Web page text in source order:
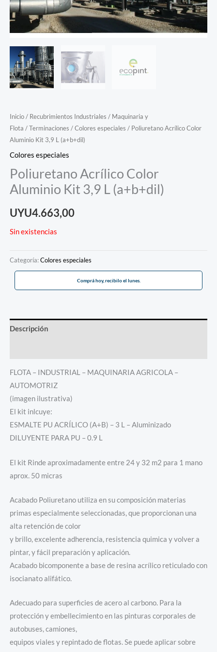
Inicio/ Recubrimientos Industriales / Maquinaria y
Flota /Terminaciones /Colores especiales / Poliuretano Acrílico Color
Aluminio Kit 3,9 L (a+b+dil)
Colores especiales
Poliuretano Acrílico Color
Aluminio Kit 3,9 L (a+b+dil)
UYU4.663,00
Sin existencias
Categoría:Colores especiales
Comprá hoy, recibilo el lunes.
Descripción
FLOTA – INDUSTRIAL – MAQUINARIA AGRICOLA –
AUTOMOTRIZ
(imagen ilustrativa)
El kit inlcuye:
ESMALTE PU ACRÍLICO (A+B) – 3 L – Aluminizado
DILUYENTE PARA PU – 0.9 L
El kit Rinde aproximadamente entre 24 y 32 m2 para 1 mano
aprox. 50 micras
Acabado Poliuretano utiliza en su composición materias
primas especialmente seleccionadas, que proporcionan una
alta retención de color
y brillo, excelente adherencia, resistencia quimica y volver a
pintar, y fácil preparación y aplicación.
Acabado bicomponente a base de resina acrílico reticulado con
isocianato alifático.
Adecuado para superficies de acero al carbono. Para la
protección y embellecimiento en las pinturas corporales de
autobuses, camiones,
equipos viales y repintado de flotas. Se puede aplicar sobre